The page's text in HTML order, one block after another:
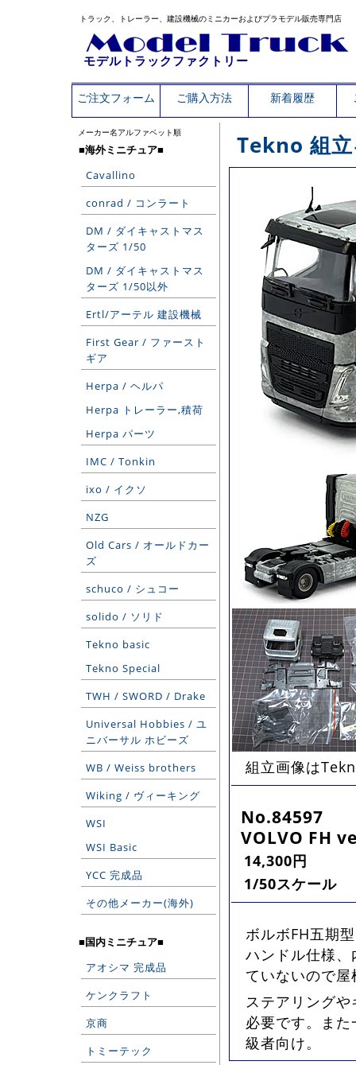
トラック、トレーラー、建設機械のミニカーおよびプラモデル販売専門店
モデルトラックファクトリー
ご注文フォーム ご購入方法 新着履歴
メーカー名アルファベット順
■海外ミニチュア■
Cavallino
conrad / コンラート
DM / ダイキャストマス
ターズ 1/50
DM / ダイキャストマス
ターズ 1/50以外
Ertl/アーテル 建設機械
First Gear / ファースト
ギア
Herpa / ヘルパ
Herpa トレーラー,積荷
Herpa パーツ
IMC / Tonkin
ixo / イクソ
NZG
Old Cars / オールドカー
ズ
schuco / シュコー
solido / ソリド
Tekno basic
Tekno Special
TWH / SWORD / Drake
Universal Hobbies / ユ
ニバーサル ホビーズ
WB / Weiss brothers
Wiking / ヴィーキング
WSI
WSI Basic
YCC 完成品
その他メーカー(海外)
■国内ミニチュア■
アオシマ 完成品
ケンクラフト
京商
トミーテック
Tekno 組
組立画像は
No.84597
VOLVO FH
14,300円
1/50スケール
ボルボFH五期
ハンドル仕様
ていないので
ステアリング
必要です。ま
級者向け。